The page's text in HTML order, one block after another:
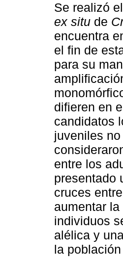
Se realizó
ex situ de
encuentra
el fin de
para su
difieren en
candidatos
juveniles
entre los
presentado
cruces
aumentar
individuos
alélica y
la